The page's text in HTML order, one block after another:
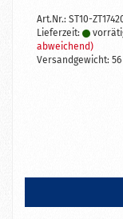
Art.Nr.: ST10-
Lieferzeit:
abweichend)
Versandgewicht: 56